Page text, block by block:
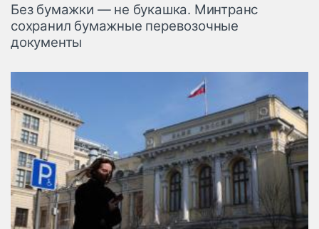
Без бумажки — не букашка. Минтранс
сохранил бумажные перевозочные
документы